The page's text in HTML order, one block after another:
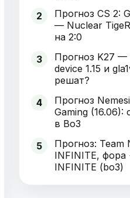
2
Прогноз CS 2:
— Nuclear
на 2:0
3
Прогноз K27 —
device 1.15 и
решат?
4
Прогноз
Gaming (16.06):
в Bo3
5
Прогноз: Team
INFINITE, фора
INFINITE (bo3)